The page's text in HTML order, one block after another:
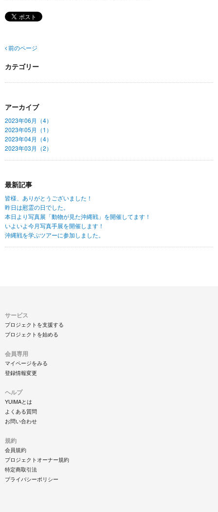
前のページ
カテゴリー
アーカイブ
2023年06月（4）
2023年05月（1）
2023年04月（4）
2023年03月（2）
最新記事
皆様、ありがとうございました！
昨日は慰霊の日でした。
本日より写真展「動物が見た沖縄戦」を開催してます！
いよいよ今月写真手展を開催します！
沖縄戦を学ぶツアーに参加しました。
サービス
プロジェクトを支援する
プロジェクトを始める
会員専用
マイページをみる
登録情報変更
ヘルプ
YUIMAとは
よくある質問
お問い合わせ
規約
会員規約
プロジェクトオーナー規約
特定商取引法
プライバシーポリシー